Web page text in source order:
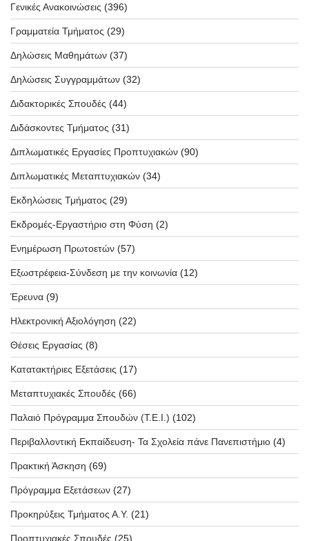
Γενικές Ανακοινώσεις (396)
Γραμματεία Τμήματος (29)
Δηλώσεις Μαθημάτων (37)
Δηλώσεις Συγγραμμάτων (32)
Διδακτορικές Σπουδές (44)
Διδάσκοντες Τμήματος (31)
Διπλωματικές Εργασίες Προπτυχιακών (90)
Διπλωματικές Μεταπτυχιακών (34)
Εκδηλώσεις Τμήματος (29)
Εκδρομές-Εργαστήριο στη Φύση (2)
Ενημέρωση Πρωτοετών (57)
Εξωστρέφεια-Σύνδεση με την κοινωνία (12)
Έρευνα (9)
Ηλεκτρονική Αξιολόγηση (22)
Θέσεις Εργασίας (8)
Κατατακτήριες Εξετάσεις (17)
Μεταπτυχιακές Σπουδές (66)
Παλαιό Πρόγραμμα Σπουδών (T.E.I.) (102)
Περιβαλλοντική Εκπαίδευση- Τα Σχολεία πάνε Πανεπιστήμιο (4)
Πρακτική Άσκηση (69)
Πρόγραμμα Εξετάσεων (27)
Προκηρύξεις Τμήματος Α.Υ. (21)
Προπτυχιακές Σπουδές (25)